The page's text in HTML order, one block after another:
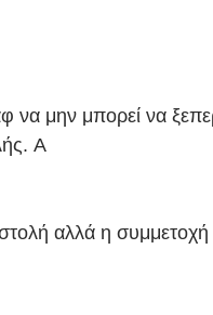
να μην μπορεί να
Α
αλλά η συμμετοχή